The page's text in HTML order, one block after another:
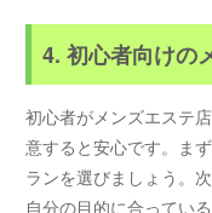
4. 初心者向けの
初心者がメンズエステ
意すると安心です。ま
ランを選びましょう。
自分の目的に合ってい